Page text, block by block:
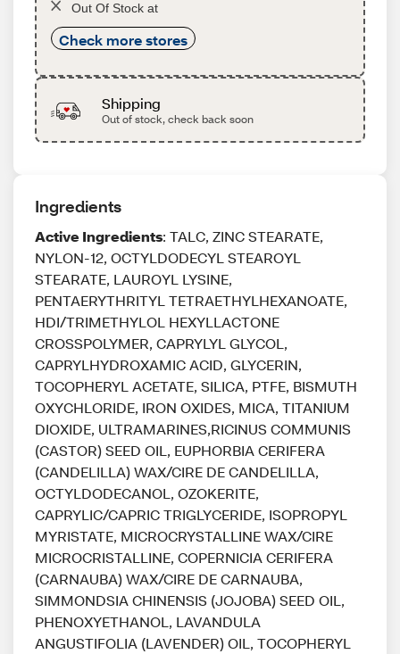
Out Of Stock at
Check more stores
Shipping
Out of stock, check back soon
Ingredients
Active Ingredients: TALC, ZINC STEARATE,
NYLON-12, OCTYLDODECYL STEAROYL
STEARATE, LAUROYL LYSINE,
PENTAERYTHRITYL TETRAETHYLHEXANOATE,
HDI/TRIMETHYLOL HEXYLLACTONE
CROSSPOLYMER, CAPRYLYL GLYCOL,
CAPRYLHYDROXAMIC ACID, GLYCERIN,
TOCOPHERYL ACETATE, SILICA, PTFE, BISMUTH
OXYCHLORIDE, IRON OXIDES, MICA, TITANIUM
DIOXIDE, ULTRAMARINES,RICINUS COMMUNIS
(CASTOR) SEED OIL, EUPHORBIA CERIFERA
(CANDELILLA) WAX/CIRE DE CANDELILLA,
OCTYLDODECANOL, OZOKERITE,
CAPRYLIC/CAPRIC TRIGLYCERIDE, ISOPROPYL
MYRISTATE, MICROCRYSTALLINE WAX/CIRE
MICROCRISTALLINE, COPERNICIA CERIFERA
(CARNAUBA) WAX/CIRE DE CARNAUBA,
SIMMONDSIA CHINENSIS (JOJOBA) SEED OIL,
PHENOXYETHANOL, LAVANDULA
ANGUSTIFOLIA (LAVENDER) OIL, TOCOPHERYL